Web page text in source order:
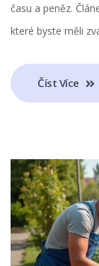
času a peněz.
které byste měli
Číst Více